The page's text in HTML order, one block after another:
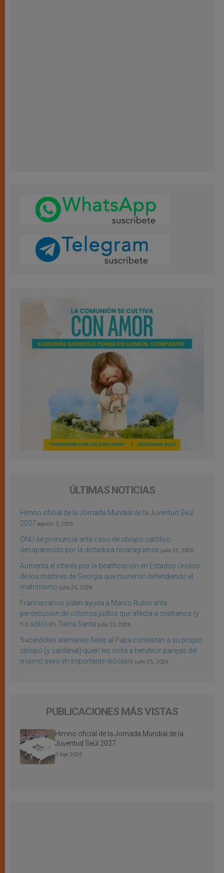
ÚLTIMAS NOTICIAS
Himno oficial de la Jornada Mundial de la Juventud Seúl
2027 agosto 3, 2026
ONU se pronuncia ante caso de obispo católico
desaparecido por la dictadura nicaragüense julio 25, 2026
Aumenta el interés por la beatificación en Estados Unidos
de los mártires de Georgia que murieron defendiendo el
matrimonio julio 25, 2026
Franciscanos piden ayuda a Marco Rubio ante
persecución de colonos judíos que afecta a cristianos (y
no sólo) en Tierra Santa julio 25, 2026
Sacerdotes alemanes fieles al Papa contestan a su propio
obispo (y cardenal) quien les orilla a bendecir parejas del
mismo sexo en importante diócesis julio 25, 2026
PUBLICACIONES MÁS VISTAS
Himno oficial de la Jornada Mundial de la
Juventud Seúl 2027
3 Ago 2026